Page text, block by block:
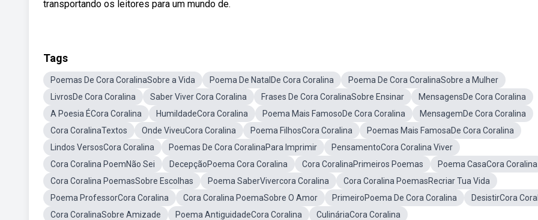
transportando os leitores para um mundo de.
Tags
Poemas De Cora CoralinaSobre a Vida Poema De NatalDe Cora Coralina
Poema De Cora CoralinaSobre a Mulher
LivrosDe Cora Coralina
Saber Viver Cora Coralina Frases De Cora CoralinaSobre Ensinar
MensagensDe Cora Coralina
A Poesia ÉCora Coralina
HumildadeCora Coralina Poema Mais FamosoDe Cora Coralina
MensagemDe Cora Coralina
Cora CoralinaTextos
Onde ViveuCora Coralina Poema FilhosCora Coralina
Poemas Mais FamosaDe Cora Coralina
Lindos VersosCora Coralina
Poemas De Cora CoralinaPara Imprimir
PensamentoCora Coralina Viver
Cora Coralina PoemNão Sei
DecepçãoPoema Cora Coralina Cora CoralinaPrimeiros Poemas
Poema CasaCora Coralina
Cora Coralina PoemasSobre Escolhas
Poema SaberVivercora Coralina
Cora Coralina PoemasRecriar Tua Vida
Poema ProfessorCora Coralina
Cora Coralina PoemaSobre O Amor PrimeiroPoema De Cora Coralina
DesistirCora
Cora CoralinaSobre Amizade
Poema AntiguidadeCora Coralina
CulináriaCora Coralina